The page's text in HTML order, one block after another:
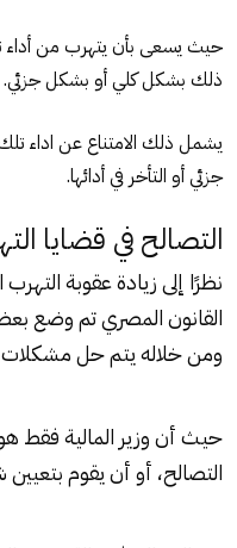
حيث يسعى بأن يتهرب من أداء
ذلك بشكل كلي أو بشكل جزئي.
يشمل ذلك الامتناع عن اداء
جزئي أو التأخر في أدائها.
التصالح في قضايا
نظرًا إلى زيادة عقوبة
القانون المصري تم وضع
ومن خلاله يتم حل مشكلات
حيث أن وزير المالية فقط
التصالح، أو أن يقوم